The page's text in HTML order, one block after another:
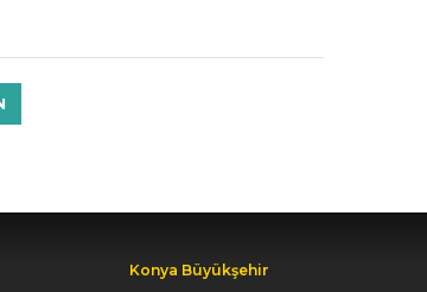
Konya Büyükşehir